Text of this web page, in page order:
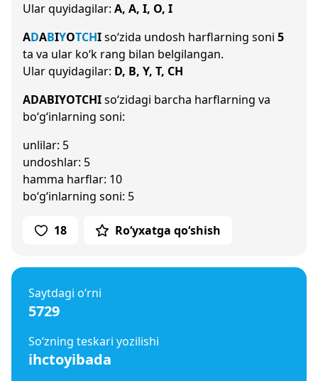
Ular quyidagilar: A, A, I, O, I
ADABIYOTCHIso‘zida undosh harflarning soni 5
ta va ular ko‘k rang bilan belgilangan.
Ular quyidagilar: D, B, Y, T, CH
ADABIYOTCHIso‘zidagi barcha harflarning va
bo‘g‘inlarning soni:
unlilar: 5
undoshlar: 5
hamma harflar: 10
bo‘g‘inlarning soni: 5
18 Ro‘yxatga qo‘shish
Saytdagi o‘rni
5729
So‘zning teskari yozilishi
ihctoyibada